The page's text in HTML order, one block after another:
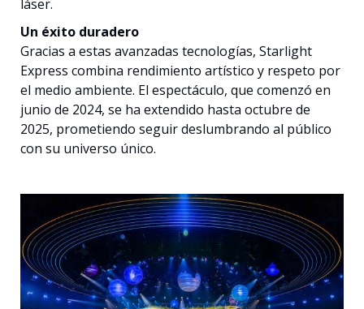
láser.
Un éxito duradero
Gracias a estas avanzadas tecnologías, Starlight
Express combina rendimiento artístico y respeto por
el medio ambiente. El espectáculo, que comenzó en
junio de 2024, se ha extendido hasta octubre de
2025, prometiendo seguir deslumbrando al público
con su universo único.